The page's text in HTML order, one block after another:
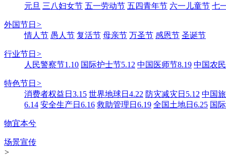
元旦 三八妇女节 五一劳动节 五四青年节 六一儿童节 七
外国节日 >
情人节 愚人节 复活节 母亲节 万圣节 感恩节 圣诞节
行业节日 >
人民警察节1.10 国际护士节5.12 中国医师节8.19 中国农
特色节日 >
消费者权益日3.15 世界地球日4.22 防灾减灾日5.12 中国
6.14 安全生产日6.16 救助管理日6.19 全国土地日6.25 国
物宜本兮
场景宣传
>